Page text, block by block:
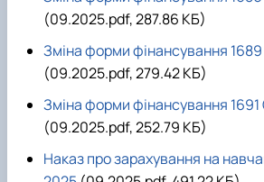
(09.2025.pdf, 287.86 КБ)
Зміна форми фінансування
(09.2025.pdf, 279.42 КБ)
Зміна форми фінансування
(09.2025.pdf, 252.79 КБ)
Наказ про зарахування на